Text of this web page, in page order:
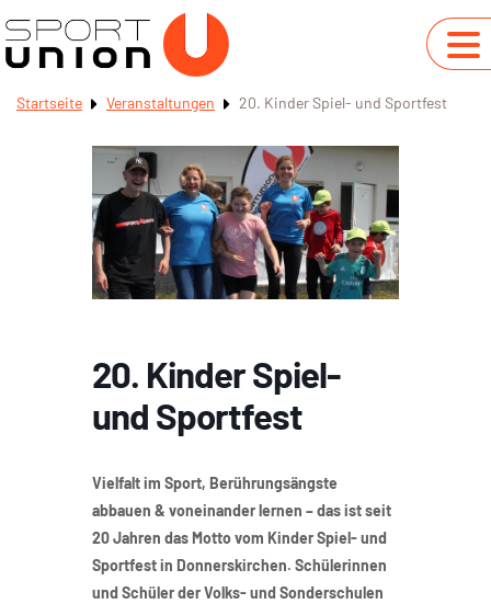
Startseite Veranstaltungen 20. Kinder Spiel- und Sportfest
20. Kinder Spiel-
und Sportfest
Vielfalt im Sport, Berührungsängste
abbauen & voneinander lernen – das ist seit
20 Jahren das Motto vom Kinder Spiel- und
Sportfest in Donnerskirchen. Schülerinnen
und Schüler der Volks- und Sonderschulen